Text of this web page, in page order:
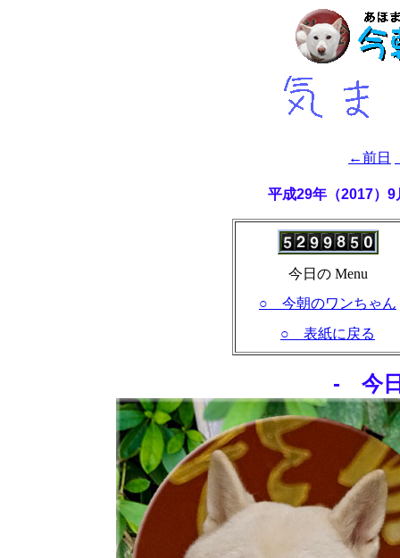
←前日
平成29年（2017
今日の Menu
○ 今朝のワンちゃん
○ 表紙に戻る
- 今